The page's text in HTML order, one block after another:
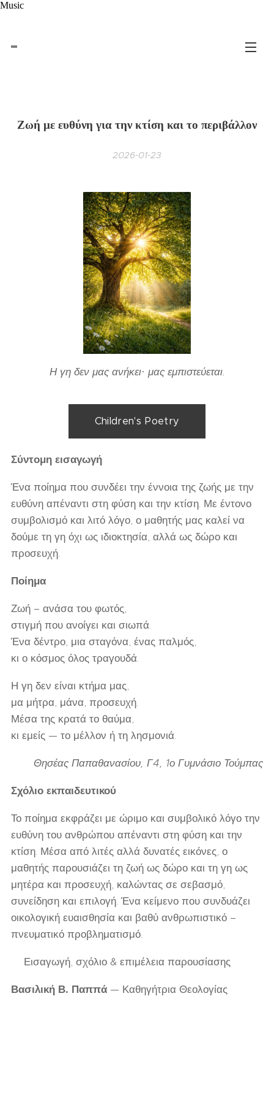
Music
Ζωή με ευθύνη για την κτίση και το περιβάλλον
2026-01-23
Η γη δεν μας ανήκει· μας εμπιστεύεται.
Children's Poetry
Σύντομη εισαγωγή
Ένα ποίημα που συνδέει την έννοια της ζωής με την
ευθύνη απέναντι στη φύση και την κτίση. Με έντονο
συμβολισμό και λιτό λόγο, ο μαθητής μας καλεί να
δούμε τη γη όχι ως ιδιοκτησία, αλλά ως δώρο και
προσευχή.
Ποίημα
Ζωή – ανάσα του φωτός,
στιγμή που ανοίγει και σιωπά.
Ένα δέντρο, μια σταγόνα, ένας παλμός,
κι ο κόσμος όλος τραγουδά.
Η γη δεν είναι κτήμα μας,
μα μήτρα, μάνα, προσευχή.
Μέσα της κρατά το θαύμα,
κι εμείς — το μέλλον ή τη λησμονιά.
Θησέας Παπαθανασίου, Γ4, 1ο Γυμνάσιο Τούμπας
Σχόλιο εκπαιδευτικού
Το ποίημα εκφράζει με ώριμο και συμβολικό λόγο την
ευθύνη του ανθρώπου απέναντι στη φύση και την
κτίση. Μέσα από λιτές αλλά δυνατές εικόνες, ο
μαθητής παρουσιάζει τη ζωή ως δώρο και τη γη ως
μητέρα και προσευχή, καλώντας σε σεβασμό,
συνείδηση και επιλογή. Ένα κείμενο που συνδυάζει
οικολογική ευαισθησία και βαθύ ανθρωπιστικό –
πνευματικό προβληματισμό.
Εισαγωγή, σχόλιο & επιμέλεια παρουσίασης
Βασιλική Β. Παππά — Καθηγήτρια Θεολογίας